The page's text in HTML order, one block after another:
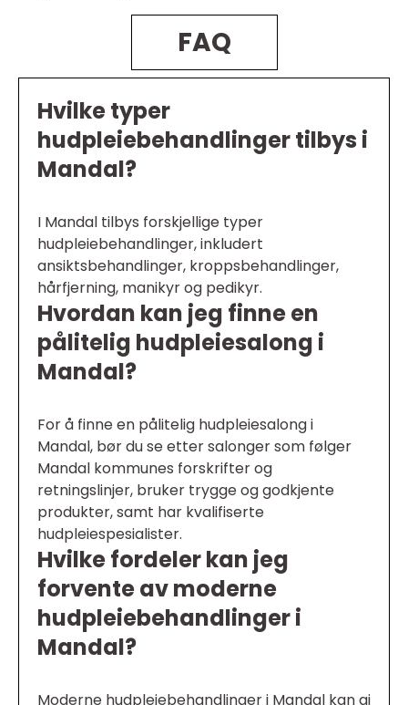
FAQ
Hvilke typer
hudpleiebehandlinger tilbys i
Mandal?
I Mandal tilbys forskjellige typer
hudpleiebehandlinger, inkludert
ansiktsbehandlinger, kroppsbehandlinger,
hårfjerning, manikyr og pedikyr.
Hvordan kan jeg finne en
pålitelig hudpleiesalong i
Mandal?
For å finne en pålitelig hudpleiesalong i
Mandal, bør du se etter salonger som følger
Mandal kommunes forskrifter og
retningslinjer, bruker trygge og godkjente
produkter, samt har kvalifiserte
hudpleiespesialister.
Hvilke fordeler kan jeg
forvente av moderne
hudpleiebehandlinger i
Mandal?
Moderne hudpleiebehandlinger i Mandal kan gi